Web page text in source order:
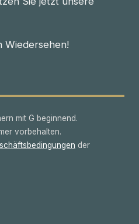
Wiedersehen!
mit G beginnend.
vorbehalten.
der